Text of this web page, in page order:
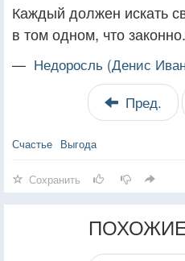
Каждый должен искать
в том одном, что законно.
— Недоросль (Денис
Пред.
Счастье Выгода
Сохранить